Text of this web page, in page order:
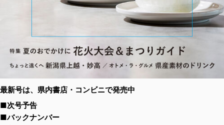
最新号は、県内書店・コンビニで発売中
■次号予告
■バックナンバー